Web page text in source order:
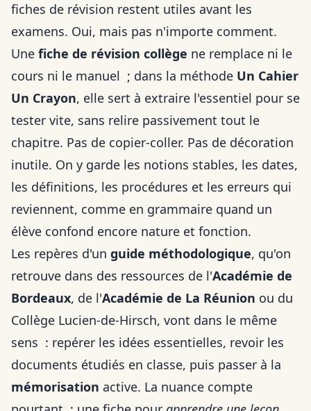
fiches de révision restent utiles avant les
examens. Oui, mais pas n'importe comment.
Une fiche de révision collège ne remplace ni le
cours ni le manuel ; dans la méthode Un Cahier
Un Crayon, elle sert à extraire l'essentiel pour se
tester vite, sans relire passivement tout le
chapitre. Pas de copier-coller. Pas de décoration
inutile. On y garde les notions stables, les dates,
les définitions, les procédures et les erreurs qui
reviennent, comme en grammaire quand un
élève confond encore nature et fonction.
Les repères d'un guide méthodologique, qu'on
retrouve dans des ressources de l'Académie de
Bordeaux, de l'Académie de La Réunion ou du
Collège Lucien-de-Hirsch, vont dans le même
sens : repérer les idées essentielles, revoir les
documents étudiés en classe, puis passer à la
mémorisation active. La nuance compte